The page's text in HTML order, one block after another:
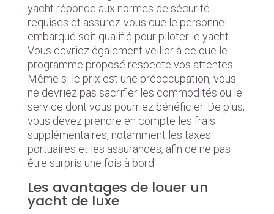
yacht réponde aux normes de sécurité
requises et assurez-vous que le personnel
embarqué soit qualifié pour piloter le yacht.
Vous devriez également veiller à ce que le
programme proposé respecte vos attentes.
Même si le prix est une préoccupation, vous
ne devriez pas sacrifier les commodités ou le
service dont vous pourriez bénéficier. De plus,
vous devez prendre en compte les frais
supplémentaires, notamment les taxes
portuaires et les assurances, afin de ne pas
être surpris une fois à bord.
Les avantages de louer un
yacht de luxe